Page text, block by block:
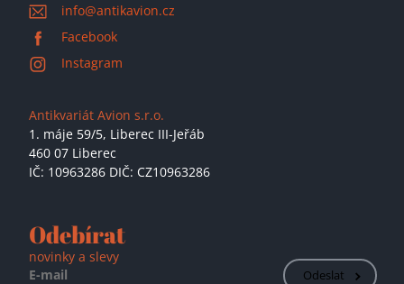
info@antikavion.cz
Facebook
Instagram
Antikvariát Avion s.r.o.
1. máje 59/5, Liberec III-Jeřáb
460 07 Liberec
IČ: 10963286 DIČ: CZ10963286
Odebírat
novinky a slevy
Odeslat